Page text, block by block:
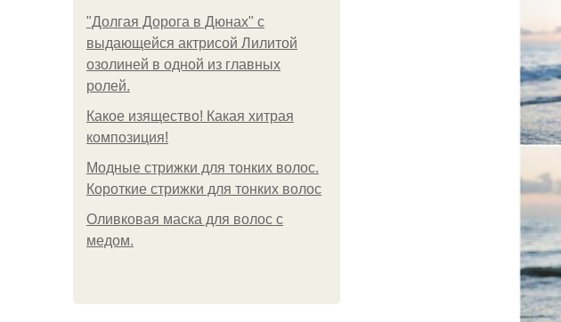
"Долгая Дорога в Дюнах" с
выдающейся актрисой Лилитой
озолиней в одной из главных
ролей.
Какое изящество! Какая хитрая
композиция!
Модные стрижки для тонких волос.
Короткие стрижки для тонких волос
Оливковая маска для волос с
медом.